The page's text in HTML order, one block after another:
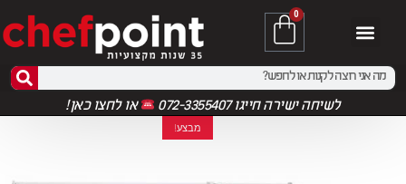
0
לשיחה ישירה חייגו 072-3355407 אולחצו כאן!
מבצע!